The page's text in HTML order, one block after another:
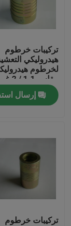
معلومات عنا
مراقبة الجودة
اتصل بنا
حالات
تركيبات
تركيبات خرطوم
تركيبات خرطوم
هيدروليكي
مقاس 1.1 / 2 غير Skive
إرسال
تركيبات خرطوم